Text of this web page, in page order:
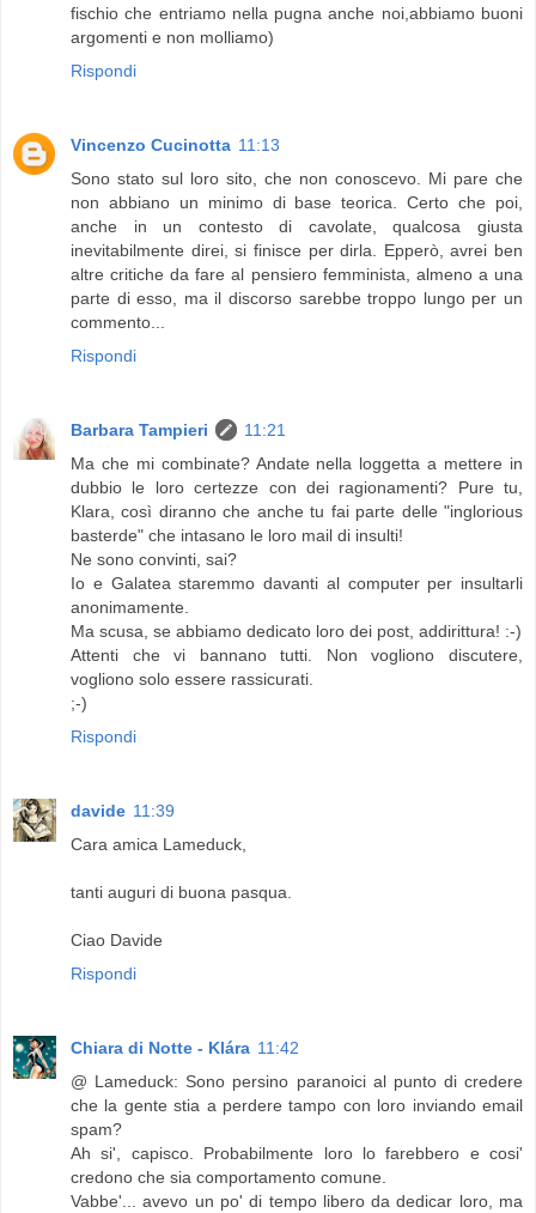
fischio che entriamo nella pugna anche noi,abbiamo buoni
argomenti e non molliamo)
Rispondi
Vincenzo Cucinotta 11:13
Sono stato sul loro sito, che non conoscevo. Mi pare che
non abbiano un minimo di base teorica. Certo che poi,
anche in un contesto di cavolate, qualcosa giusta
inevitabilmente direi, si finisce per dirla. Epperò, avrei ben
altre critiche da fare al pensiero femminista, almeno a una
parte di esso, ma il discorso sarebbe troppo lungo per un
commento...
Rispondi
Barbara Tampieri
11:21
Ma che mi combinate? Andate nella loggetta a mettere in
dubbio le loro certezze con dei ragionamenti? Pure tu,
Klara, così diranno che anche tu fai parte delle "inglorious
basterde" che intasano le loro mail di insulti!
Ne sono convinti, sai?
Io e Galatea staremmo davanti al computer per insultarli
anonimamente.
Ma scusa, se abbiamo dedicato loro dei post, addirittura! :-)
Attenti che vi bannano tutti. Non vogliono discutere,
vogliono solo essere rassicurati.
;-)
Rispondi
davide 11:39
Cara amica Lameduck,
tanti auguri di buona pasqua.
Ciao Davide
Rispondi
Chiara di Notte - Klára 11:42
@ Lameduck: Sono persino paranoici al punto di credere
che la gente stia a perdere tampo con loro inviando email
spam?
Ah si', capisco. Probabilmente loro lo farebbero e cosi'
credono che sia comportamento comune.
Vabbe'... avevo un po' di tempo libero da dedicar loro, ma